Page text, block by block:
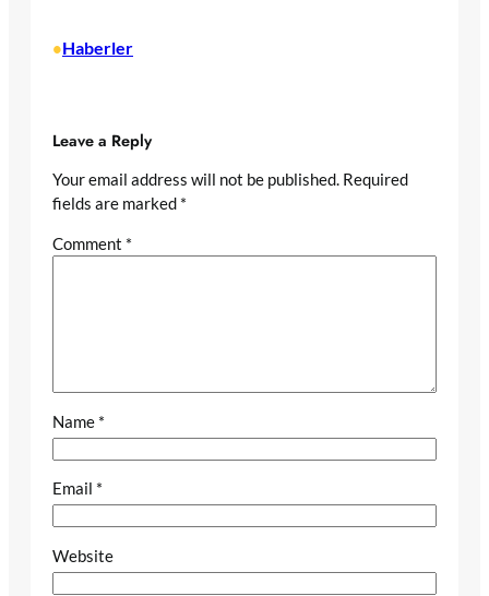
•Haberler
Leave a Reply
Your email address will not be published. Required
fields are marked *
Comment *
Name *
Email *
Website